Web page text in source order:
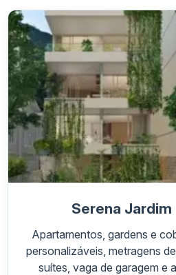
Serena
Apartamentos, gardens e
personalizáveis, metragens
suítes, vaga de garagem e